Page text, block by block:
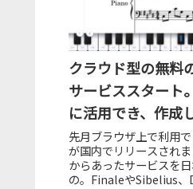
クラウド型の無料
サービススタート
に活用でき、作成
先月ブラウザ上で利用
が国内でリリースされ
からあったサービスを
の。FinaleやSibelius、